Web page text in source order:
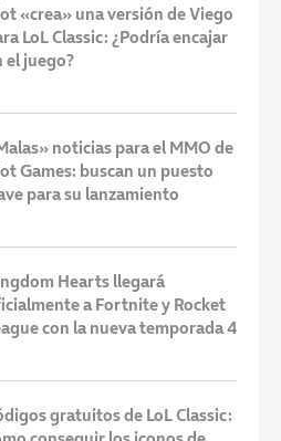
«crea» una versión de Viego
LoL Classic: ¿Podría encajar
el juego?
noticias para el MMO de
Games: buscan un puesto
para su lanzamiento
Hearts llegará
a Fortnite y Rocket
con la nueva temporada 4
gratuitos de LoL Classic: